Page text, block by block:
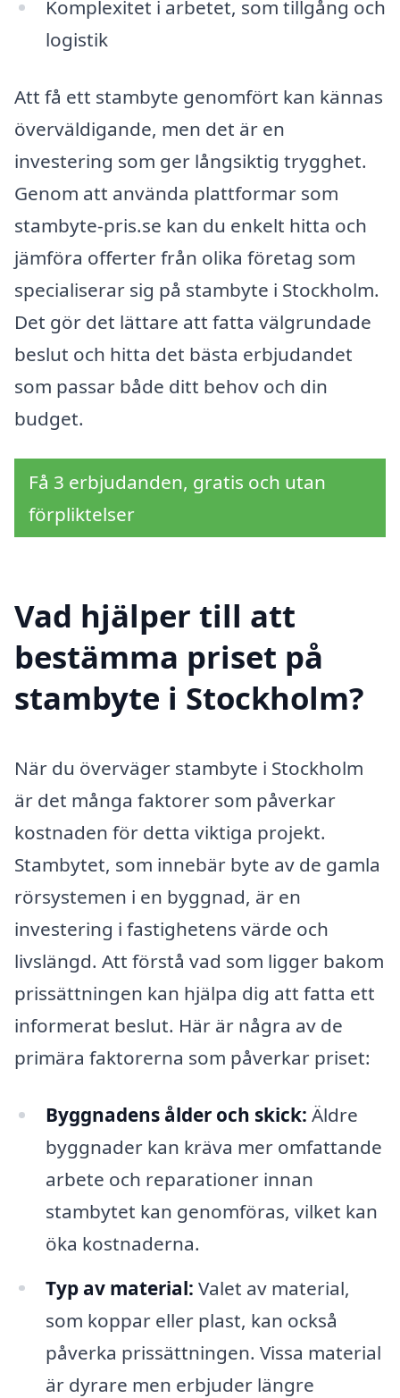
Komplexitet i arbetet, som tillgång och
logistik
Att få ett stambyte genomfört kan kännas
överväldigande, men det är en
investering som ger långsiktig trygghet.
Genom att använda plattformar som
stambyte-pris.se kan du enkelt hitta och
jämföra offerter från olika företag som
specialiserar sig på stambyte i Stockholm.
Det gör det lättare att fatta välgrundade
beslut och hitta det bästa erbjudandet
som passar både ditt behov och din
budget.
Få 3 erbjudanden, gratis och utan
förpliktelser
Vad hjälper till att
bestämma priset på
stambyte i Stockholm?
När du överväger stambyte i Stockholm
är det många faktorer som påverkar
kostnaden för detta viktiga projekt.
Stambytet, som innebär byte av de gamla
rörsystemen i en byggnad, är en
investering i fastighetens värde och
livslängd. Att förstå vad som ligger bakom
prissättningen kan hjälpa dig att fatta ett
informerat beslut. Här är några av de
primära faktorerna som påverkar priset:
Byggnadens ålder och skick: Äldre
byggnader kan kräva mer omfattande
arbete och reparationer innan
stambytet kan genomföras, vilket kan
öka kostnaderna.
Typ av material: Valet av material,
som koppar eller plast, kan också
påverka prissättningen. Vissa material
är dyrare men erbjuder längre